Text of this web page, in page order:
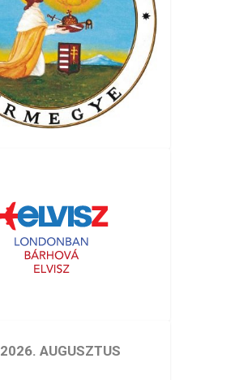
2026. AUGUSZTUS